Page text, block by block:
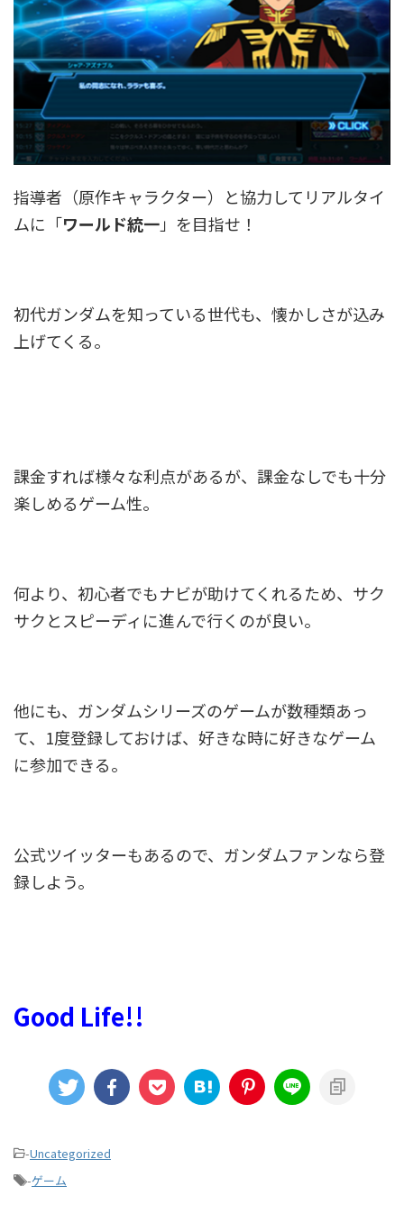
指導者（原作キャラクター）と協力してリアルタイ
ムに「ワールド統一」を目指せ！
初代ガンダムを知っている世代も、懐かしさが込み
上げてくる。
課金すれば様々な利点があるが、課金なしでも十分
楽しめるゲーム性。
何より、初心者でもナビが助けてくれるため、サク
サクとスピーディに進んで行くのが良い。
他にも、ガンダムシリーズのゲームが数種類あっ
て、1度登録しておけば、好きな時に好きなゲーム
に参加できる。
公式ツイッターもあるので、ガンダムファンなら登
録しよう。
Good Life!!
-Uncategorized
-ゲーム